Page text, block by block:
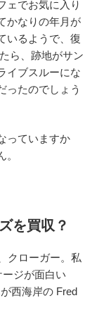
ェでお気に入り
かなりの年月が
いるようで、復
ら、跡地がサン
イブスルーにな
ったのでしょう
っていますか
を買収？
クローガー。私
ジが面白い
西海岸の Fred